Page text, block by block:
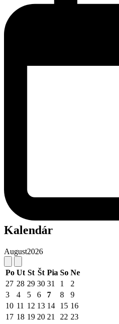
Kalendár
August2026
Po Ut St Št Pia So Ne
27 28 29 30 31 1
2
3
4 5 6 7 8
9
10 11 12 13 14 15 16
17 18 19 20 21 22 23